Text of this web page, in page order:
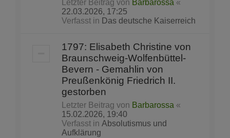
Letzter Beitrag von Barbarossa «
22.03.2026, 17:25
Verfasst in Das deutsche Kaiserreich
1797: Elisabeth Christine von
Braunschweig-Wolfenbüttel-
Bevern - Gemahlin von
Preußenkönig Friedrich II.
gestorben
Letzter Beitrag von Barbarossa «
15.02.2026, 19:40
Verfasst in Absolutismus und
Aufklärung